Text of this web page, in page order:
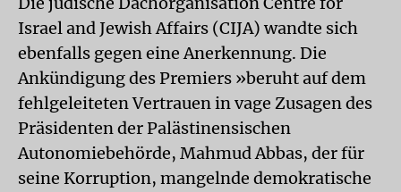
Israel and Jewish Affairs (CIJA) wandte sich
ebenfalls gegen eine Anerkennung. Die
Ankündigung des Premiers »beruht auf dem
fehlgeleiteten Vertrauen in vage Zusagen des
Präsidenten der Palästinensischen
Autonomiebehörde, Mahmud Abbas, der für
seine Korruption, mangelnde demokratische